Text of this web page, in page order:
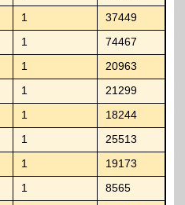
1 37449
1 74467
1 20963
1 21299
1 18244
1 25513
1 19173
1 8565